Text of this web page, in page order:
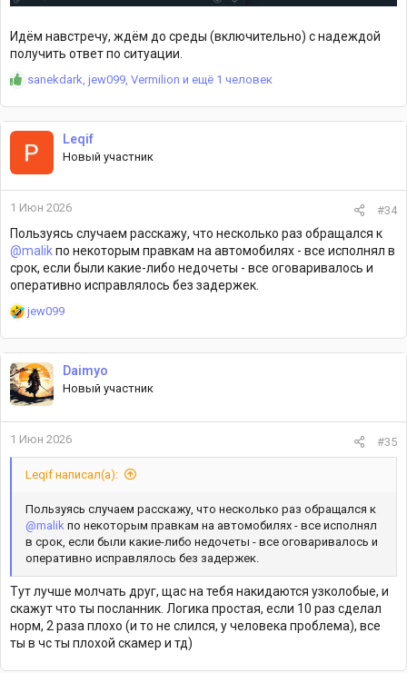
Идём навстречу, ждём до среды (включительно) с надеждой
получить ответ по ситуации.
Р
а
ц
и
и
:
sanekdark jew099 Vermilion и ещё 1 человек
Leqif
Новый участник
1 Июн 2026 #34
Пользуясь случаем расскажу, что несколько раз обращался к
@malikпо некоторым правкам на автомобилях - все исполнял в
срок, если были какие-либо недочеты - все оговаривалось и
оперативно исправлялось без задержек.
Р
а
ц
и
и
:
jew099
Daimyo
Новый участник
1 Июн 2026 #35
Leqif написал(а):
Пользуясь случаем расскажу, что несколько раз обращался к
@malik по некоторым правкам на автомобилях - все исполнял
в срок, если были какие-либо недочеты - все оговаривалось и
оперативно исправлялось без задержек.
Тут лучше молчать друг, щас на тебя накидаются узколобые, и
скажут что ты посланник. Логика простая, если 10 раз сделал
норм, 2 раза плохо (и то не слился, у человека проблема), все
ты в чс ты плохой скамер и тд)